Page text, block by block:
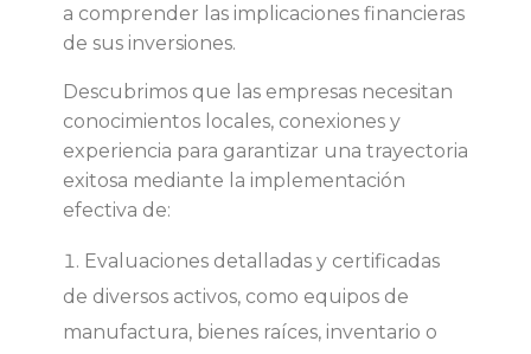
e
n
e
a
a comprender las implicaciones financieras
de sus inversiones.
Descubrimos que las empresas necesitan
conocimientos locales, conexiones y
experiencia para garantizar una trayectoria
exitosa mediante la implementación
efectiva de:
Evaluaciones detalladas y certificadas
de diversos activos, como equipos de
manufactura, bienes raíces, inventario o